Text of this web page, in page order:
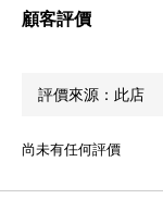
顧客評價
尚未有任何評價